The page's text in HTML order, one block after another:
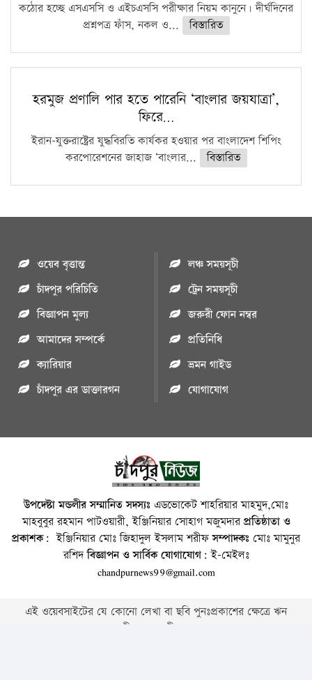
কঠোর হচ্ছে এসএসসি ও এইচএসসি পরীক্ষার নিয়ম কানুনে। দীর্ঘদিনের
প্রশ্নপত্র ফাঁস, নকল ও...
বিস্তারিত
হরমুজ প্রণালি পার হতে পারেনি ‘বাংলার জয়যাত্রা’,
ফিরে…
ইরান-যুক্তরাষ্ট্রের যুদ্ধবিরতি কার্যকর হওয়ার পর বাংলাদেশ শিপিং
করপোরেশনের জাহাজ ‘বাংলার...
বিস্তারিত
ওয়েব বৃত্তান্ত
চাঁদপুর পরিচিতি
বিজ্ঞাপন মুল্য
আমাদের সম্পর্কে
ক্যারিয়ার
চাঁদপুর এর ডাক্তারগন
লঞ্চ সময়সূচী
ট্রেন সময়সূচী
জরুরী ফোন নম্বর
প্রতিনিধি
ভ্রমন গাইড
যোগাযোগ
উপদেষ্টা মন্ডলীর সম্মানিত সদস্যঃ এডভোকেট শাহরিয়ার মাহমুদ,মোঃ
মাহবুবুর রহমান পাটওয়ারী, ইঞ্জিনিয়ার সোহাগ মজুমদারপ্রতিষ্ঠাতা ও
প্রকাশক: ইঞ্জিনিয়ার মোঃ জিহাদুল ইসলাম শরীফসম্পাদকঃ মোঃ মামুনুর
রশিদবিজ্ঞাপন ও সার্বিক যোগাযোগ: ই-মেইলঃ
chandpurnews99@gmail.com
এই ওয়েবসাইটের যে কোনো লেখা বা ছবি পুনঃপ্রকাশের ক্ষেত্রে ঋন
স্বীকার বাঞ্চনীয় ।